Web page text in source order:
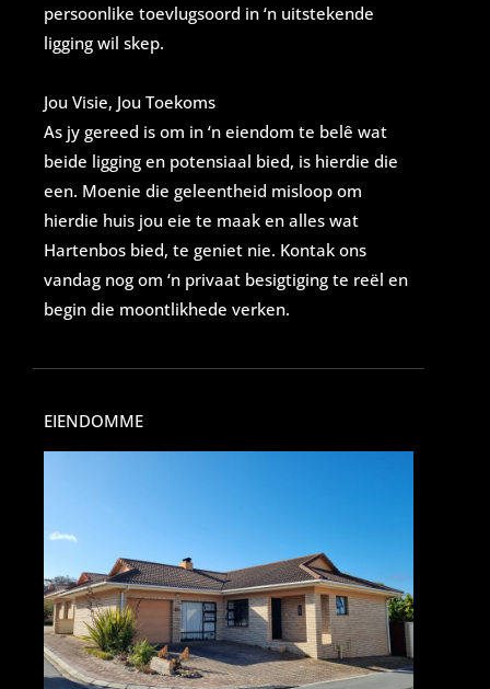
persoonlike toevlugsoord in ‘n uitstekende
ligging wil skep.
Jou Visie, Jou Toekoms
As jy gereed is om in ‘n eiendom te belê wat
beide ligging en potensiaal bied, is hierdie die
een. Moenie die geleentheid misloop om
hierdie huis jou eie te maak en alles wat
Hartenbos bied, te geniet nie. Kontak ons
vandag nog om ‘n privaat besigtiging te reël en
begin die moontlikhede verken.
EIENDOMME